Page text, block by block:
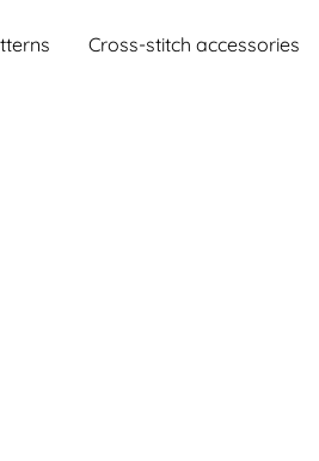
Cross-stitch accessories